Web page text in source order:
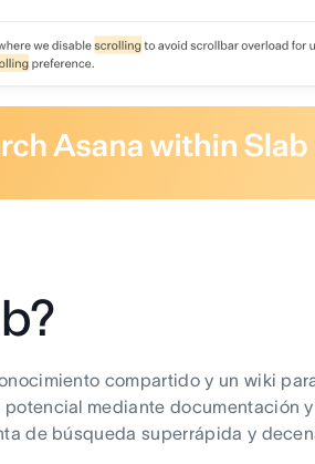
compartido y un wiki
mediante documentación
de búsqueda superrápida y